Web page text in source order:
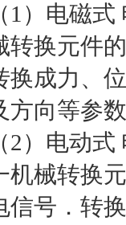
（1）电磁
转换元件
换成力、
方向等参
（2）电动
机械转换
信号．转